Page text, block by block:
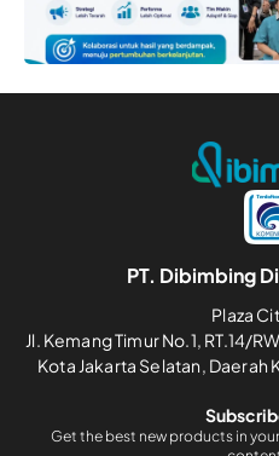
PT. Dibimbing
Plaza
Jl. Kemang Timur No.1, RT.14/
Kota Jakarta Selatan, Daerah
Get the best new products in